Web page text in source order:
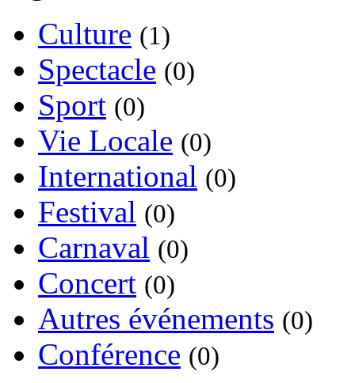
Culture (1)
Spectacle (0)
Sport (0)
Vie Locale (0)
International (0)
Festival (0)
Carnaval (0)
Concert (0)
Autres événements (0)
Conférence (0)